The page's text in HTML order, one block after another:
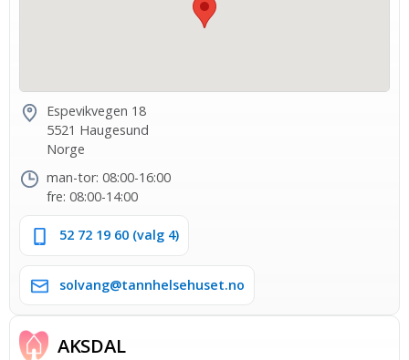
Espevikvegen 18
5521 Haugesund
Norge
man-tor: 08:00-16:00
fre: 08:00-14:00
52 72 19 60 (valg 4)
solvang@tannhelsehuset.no
AKSDAL